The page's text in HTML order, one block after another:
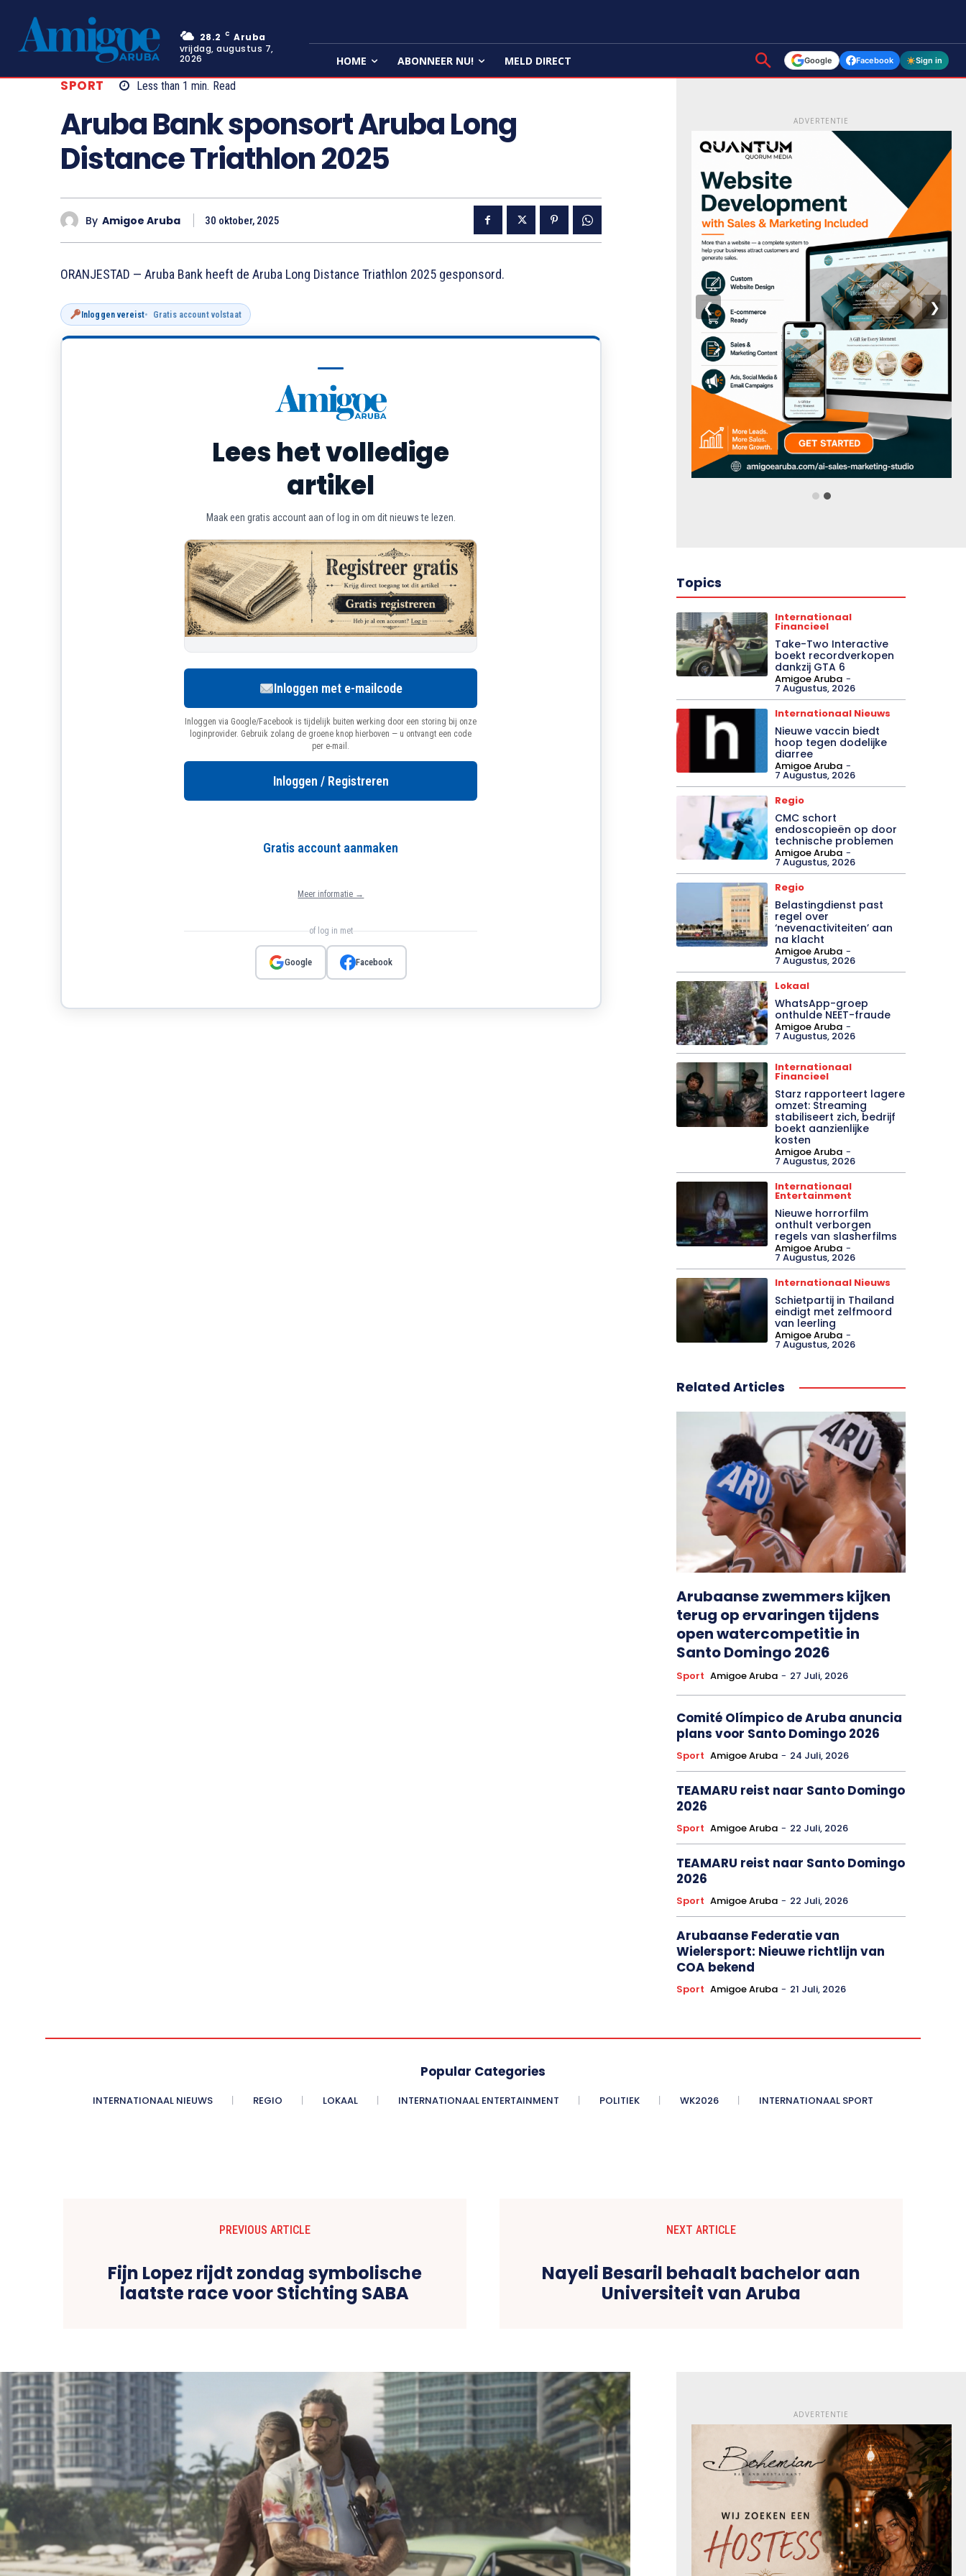
28.2 C Aruba
vrijdag, augustus 7,
2026
HOME ABONNEER NU! MELD DIRECT Google Facebook Sign in
SPORT Less than 1 min. Read
Aruba Bank sponsort Aruba Long
Distance Triathlon 2025
By Amigoe Aruba 30 oktober, 2025
ORANJESTAD — Aruba Bank heeft de Aruba Long Distance Triathlon 2025 gesponsord.
Inloggen vereist Gratis account volstaat
Lees het volledige
artikel
Maak een gratis account aan of log in om dit nieuws te lezen.
Inloggen met e-mailcode
Inloggen via Google/Facebook is tijdelijk buiten werking door een storing bij onze
loginprovider. Gebruik zolang de groene knop hierboven — u ontvangt een code
per e-mail.
Inloggen / Registreren
Gratis account aanmaken
Meer informatie →
of log in met
Google Facebook
ADVERTENTIE
❮ ❯
Topics
Internationaal
Financieel
Take-Two Interactive
boekt recordverkopen
dankzij GTA 6
Amigoe Aruba -
7 Augustus, 2026
Internationaal Nieuws
Nieuwe vaccin biedt
hoop tegen dodelijke
diarree
Amigoe Aruba -
7 Augustus, 2026
Regio
CMC schort
endoscopieën op door
technische problemen
Amigoe Aruba -
7 Augustus, 2026
Regio
Belastingdienst past
regel over
‘nevenactiviteiten’ aan
na klacht
Amigoe Aruba -
7 Augustus, 2026
Lokaal
WhatsApp-groep
onthulde NEET-fraude
Amigoe Aruba -
7 Augustus, 2026
Internationaal
Financieel
Starz rapporteert lagere
omzet: Streaming
stabiliseert zich, bedrijf
boekt aanzienlijke
kosten
Amigoe Aruba -
7 Augustus, 2026
Internationaal
Entertainment
Nieuwe horrorfilm
onthult verborgen
regels van slasherfilms
Amigoe Aruba -
7 Augustus, 2026
Internationaal Nieuws
Schietpartij in Thailand
eindigt met zelfmoord
van leerling
Amigoe Aruba -
7 Augustus, 2026
Related Articles
Arubaanse zwemmers kijken
terug op ervaringen tijdens
open watercompetitie in
Santo Domingo 2026
Sport Amigoe Aruba - 27 Juli, 2026
Comité Olímpico de Aruba anuncia
plans voor Santo Domingo 2026
Sport Amigoe Aruba - 24 Juli, 2026
TEAMARU reist naar Santo Domingo
2026
Sport Amigoe Aruba - 22 Juli, 2026
TEAMARU reist naar Santo Domingo
2026
Sport Amigoe Aruba - 22 Juli, 2026
Arubaanse Federatie van
Wielersport: Nieuwe richtlijn van
COA bekend
Sport Amigoe Aruba - 21 Juli, 2026
Popular Categories
INTERNATIONAAL NIEUWS REGIO LOKAAL INTERNATIONAAL ENTERTAINMENT POLITIEK WK2026 INTERNATIONAAL SPORT
PREVIOUS ARTICLE
Fijn Lopez rijdt zondag symbolische
laatste race voor Stichting SABA
NEXT ARTICLE
Nayeli Besaril behaalt bachelor aan
Universiteit van Aruba